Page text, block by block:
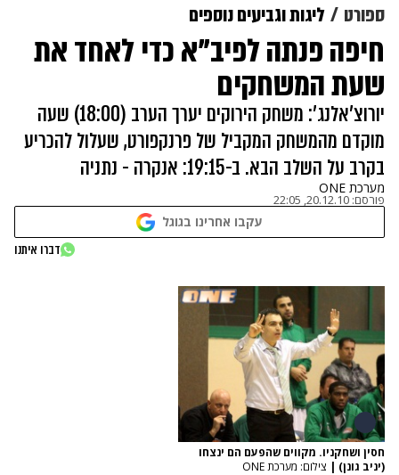
ספורט ליגות וגביעים נוספים
חיפה פנתה לפיב"א כדי לאחד את
שעת המשחקים
יורוצ'אלנג': משחק הירוקים יערך הערב (18:00) שעה
מוקדם מהמשחק המקביל של פרנקפורט, שעלול להכריע
בקרב על השלב הבא. ב-19:15: אנקרה - נתניה
מערכת ONE
פורסם: 20.12.10, 22:05
עקבו אחרינו בגוגל
דברו איתנו
חסין ושחקניו. מקווים שהפעם הם ינצחו
(יניב גונן) | צילום: מערכת ONE